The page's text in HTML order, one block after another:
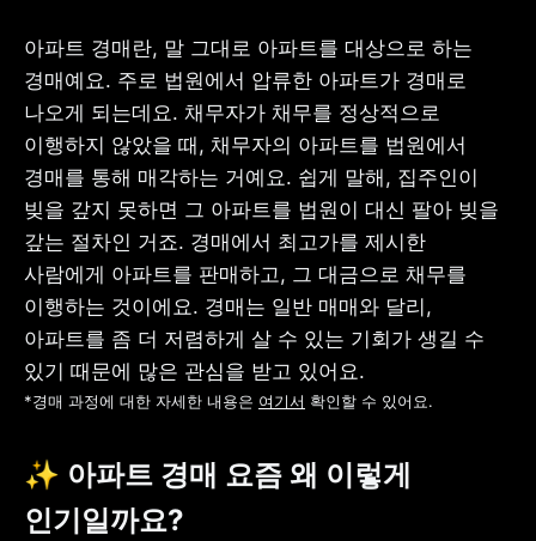
아파트 경매란, 말 그대로 아파트를 대상으로 하는
경매예요. 주로 법원에서 압류한 아파트가 경매로
나오게 되는데요. 채무자가 채무를 정상적으로
이행하지 않았을 때, 채무자의 아파트를 법원에서
경매를 통해 매각하는 거예요. 쉽게 말해, 집주인이
빚을 갚지 못하면 그 아파트를 법원이 대신 팔아 빚을
갚는 절차인 거죠. 경매에서 최고가를 제시한
사람에게 아파트를 판매하고, 그 대금으로 채무를
이행하는 것이에요. 경매는 일반 매매와 달리,
아파트를 좀 더 저렴하게 살 수 있는 기회가 생길 수
*경매 과정에 대한 자세한 내용은 여기서 확인할 수 있어요.
✨ 아파트 경매 요즘 왜 이렇게
인기일까요?